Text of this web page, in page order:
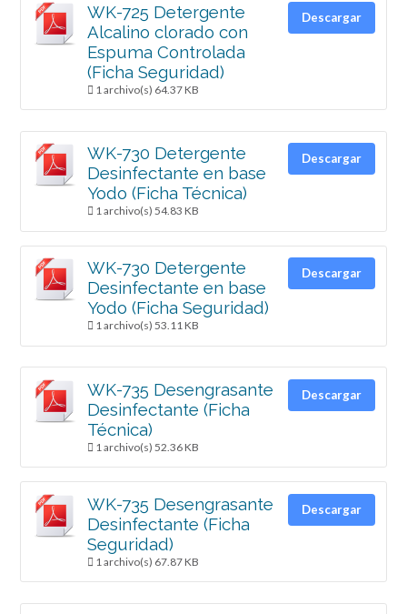
WK-725 Detergente
Alcalino clorado con
Espuma Controlada
(Ficha Seguridad)
1 archivo(s) 64.37 KB
Descargar
WK-730 Detergente
Desinfectante en base
Yodo (Ficha Técnica)
1 archivo(s) 54.83 KB
Descargar
WK-730 Detergente
Desinfectante en base
Yodo (Ficha Seguridad)
1 archivo(s) 53.11 KB
Descargar
WK-735 Desengrasante
Desinfectante (Ficha
Técnica)
1 archivo(s) 52.36 KB
Descargar
WK-735 Desengrasante
Desinfectante (Ficha
Seguridad)
1 archivo(s) 67.87 KB
Descargar